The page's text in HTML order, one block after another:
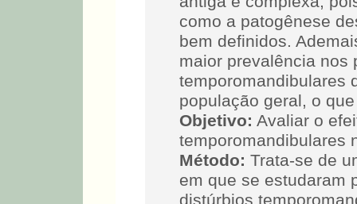
como a patogênese
bem definidos.
maior prevalência nos
temporomandibulares
população geral, o
Objetivo: Avaliar o
temporomandibulares
Método: Trata-se de
em que se estudaram
distúrbios